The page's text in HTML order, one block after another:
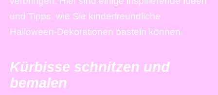
und Tipps, wie Sie kinderfreundliche
Halloween-Dekorationen basteln können.
Kürbisse schnitzen und
bemalen